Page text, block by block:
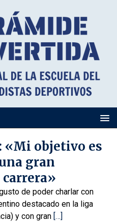
«Mi objetivo es
gran
de poder charlar con
destacado en la liga
y con gran […]